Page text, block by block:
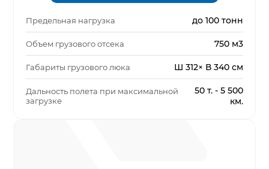
Предельная нагрузка до 100 тонн
Объем грузового отсека 750 м3
Габариты грузового люка Ш 312× В 340 см
Дальность полета при максимальной
загрузке
50 т. - 5 500
км.